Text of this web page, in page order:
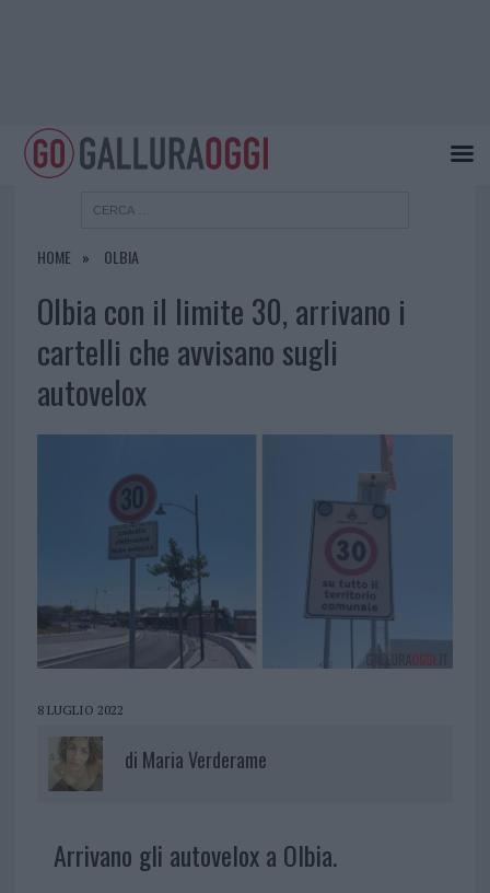
HOME OLBIA
Olbia con il limite 30, arrivano i
cartelli che avvisano sugli
autovelox
8 LUGLIO 2022
di Maria Verderame
Arrivano gli autovelox a Olbia.